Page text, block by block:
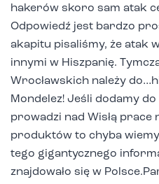
hakerów skoro sam atak
Odpowiedź jest bardzo
akapitu pisaliśmy, że atak
innymi w Hiszpanię.
Wrocławskich należy
Mondelez! Jeśli dodamy
prowadzi nad Wisłą
produktów to chyba
tego gigantycznego
znajdowało się w